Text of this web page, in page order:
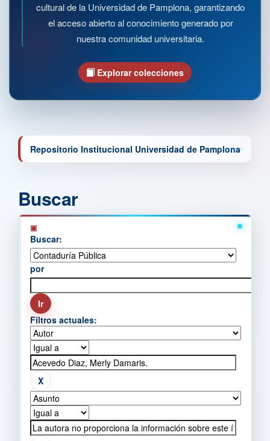
cultural de la Universidad de Pamplona, garantizando
el acceso abierto al conocimiento generado por
nuestra comunidad universitaria.
Explorar colecciones
Repositorio Institucional Universidad de Pamplona
Buscar
Buscar:
por
Filtros actuales: